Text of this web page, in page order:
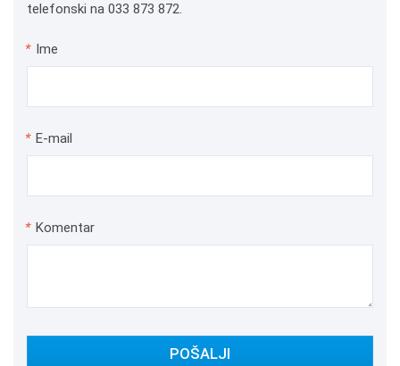
telefonski na 033 873 872.
* Ime
* E-mail
* Komentar
POŠALJI